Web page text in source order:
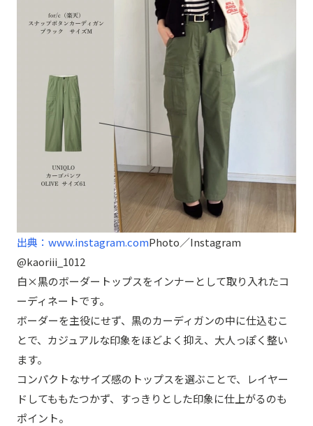
出典：www.instagram.comPhoto／Instagram
@kaoriii_1012
白×黒のボーダートップスをインナーとして取り入れたコ
ーディネートです。
ボーダーを主役にせず、黒のカーディガンの中に仕込むこ
とで、カジュアルな印象をほどよく抑え、大人っぽく整い
ます。
コンパクトなサイズ感のトップスを選ぶことで、レイヤー
ドしてももたつかず、すっきりとした印象に仕上がるのも
ポイント。